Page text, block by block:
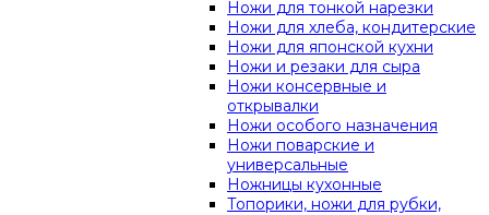
Ножи для тонкой нарезки
Ножи для хлеба, кондитерские
Ножи для японской кухни
Ножи и резаки для сыра
Ножи консервные и
открывалки
Ножи особого назначения
Ножи поварские и
универсальные
Ножницы кухонные
Топорики, ножи для рубки,